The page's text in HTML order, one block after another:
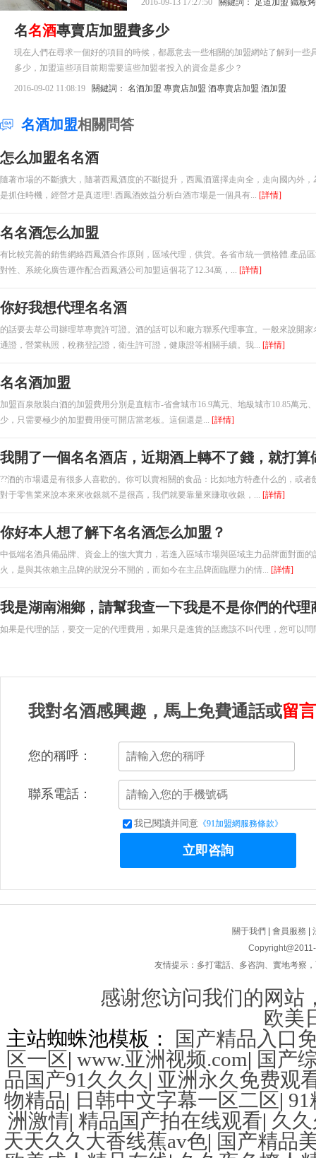
2016-09-13 17:27:50 關鍵詞： 足道加盟 鐵板
名名酒專賣店加盟費多少
現在人們在尋求一個好的項目的時候，都愿意去一些相關的加盟網站了解到一些具
多少，加盟這些項目前期需要這些加盟者投入的資金是多少？
2016-09-02 11:08:19 關鍵詞： 名酒加盟 專賣店加盟 酒專賣店加盟 酒加盟
名酒加盟相關問答
怎么加盟名名酒
隨著市場的不斷擴大，隨著西鳳酒度的不斷提升，西鳳酒選擇走向全，走向國內外
是抓住時機，經營才是真道理!.西鳳酒效益分析白酒市場是一個具有... [詳情]
名名酒怎么加盟
有比較完善的銷售網絡西鳳酒合作原則，區域代理，供貨。各省市統一價格體.產品區
對性、系統化廣告運作配合西鳳酒公司加盟這個花了12.34萬，... [詳情]
你好我想代理名名酒
的話要去草公司辦理草專賣許可證。酒的話可以和廠方聯系代理事宜。一般來說
通證，營業執照，稅務登記證，衛生許可證，健康證等相關手續。我... [詳情]
名名酒加盟
加盟百泉散裝白酒的加盟費用分別是直轄市-省會城市16.9萬元、地級城市10.85萬元
少，只需要極少的加盟費用便可開店當老板。這個還是... [詳情]
我開了一個名名酒店，近期酒上轉不了錢，就打算做
??酒的市場還是有很多人喜歡的。你可以賣相關的食品：比如地方特產什么的，或者
對于零售業來說本來來收銀就不是很高，我們就要靠量來賺取收銀，... [詳情]
你好本人想了解下名名酒怎么加盟？
中低端名酒具備品牌、資金上的強大實力，若進入區域市場與區域主力品牌面對面
火，是與其依賴主品牌的狀況分不開的，而如今在主品牌面臨壓力的情... [詳情]
我是湖南湘鄉，請幫我查一下我是不是你們的代
如果是代理的話，要交一定的代理費用，如果只是進貨的話應該不叫代理，您可以
我對名酒感興趣，馬上免費通話或留言
您的稱呼：
聯系電話：
我已閱讀并同意 《91加盟網服務條款》
立即咨詢
關于我們 會員服務
友情提示：多打電話、多咨詢、實地考察
感谢您访问我们的网站
欧美
主站蜘蛛池模板：
国产精品入口
区一区| www.亚洲视频.com| 国产
品国产91久久久 | 亚洲永久免费观
物精品| 日韩中文字幕一区二区|
洲激情| 精品国产拍在线观看| 久
天天久久大香线蕉av色| 国产精品